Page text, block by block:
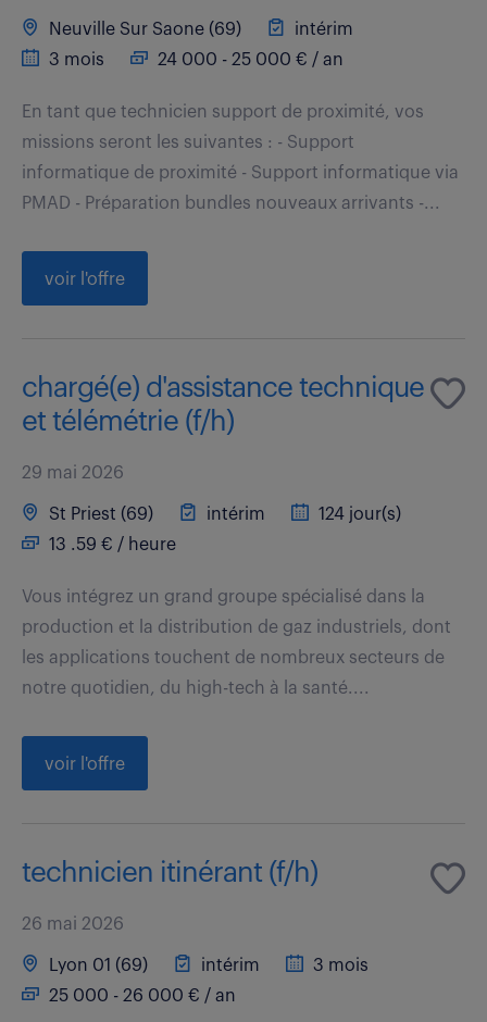
Neuville Sur Saone (69)
intérim
3 mois
24 000 - 25 000 € / an
En tant que technicien support de proximité, vos
missions seront les suivantes : - Support
informatique de proximité - Support informatique via
PMAD - Préparation bundles nouveaux arrivants -...
voir l'offre
chargé(e) d'assistance technique
et télémétrie (f/h)
29 mai 2026
St Priest (69) intérim
124 jour(s)
13 .59 € / heure
Vous intégrez un grand groupe spécialisé dans la
production et la distribution de gaz industriels, dont
les applications touchent de nombreux secteurs de
notre quotidien, du high-tech à la santé....
voir l'offre
technicien itinérant (f/h)
26 mai 2026
Lyon 01 (69) intérim
3 mois
25 000 - 26 000 € / an